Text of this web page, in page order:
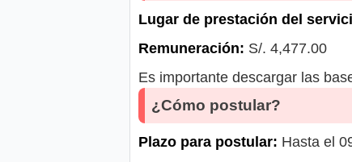
Lugar de prestación del
Remuneración: S/. 4,477.00
Es importante descargar las
¿Cómo postular?
Plazo para postular: Hasta el